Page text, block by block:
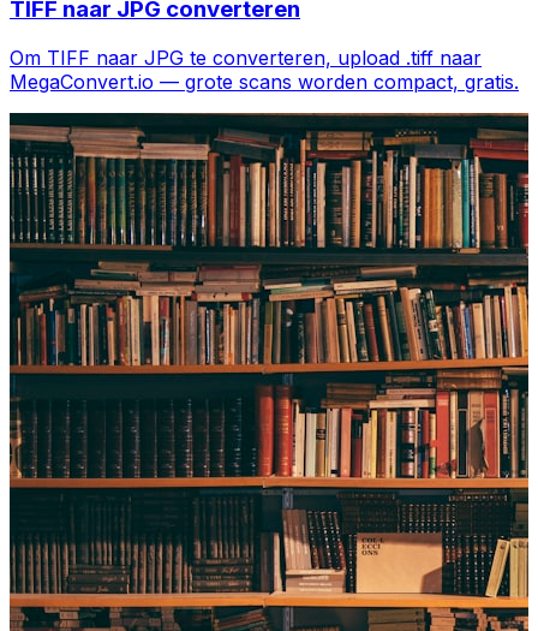
TIFF naar JPG converteren
Om TIFF naar JPG te converteren, upload .tiff naar
MegaConvert.io — grote scans worden compact, gratis.